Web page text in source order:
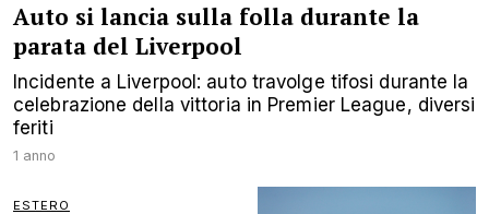
Auto si lancia sulla folla durante la
parata del Liverpool
Incidente a Liverpool: auto travolge tifosi durante la
celebrazione della vittoria in Premier League, diversi
feriti
1 anno
ESTERO